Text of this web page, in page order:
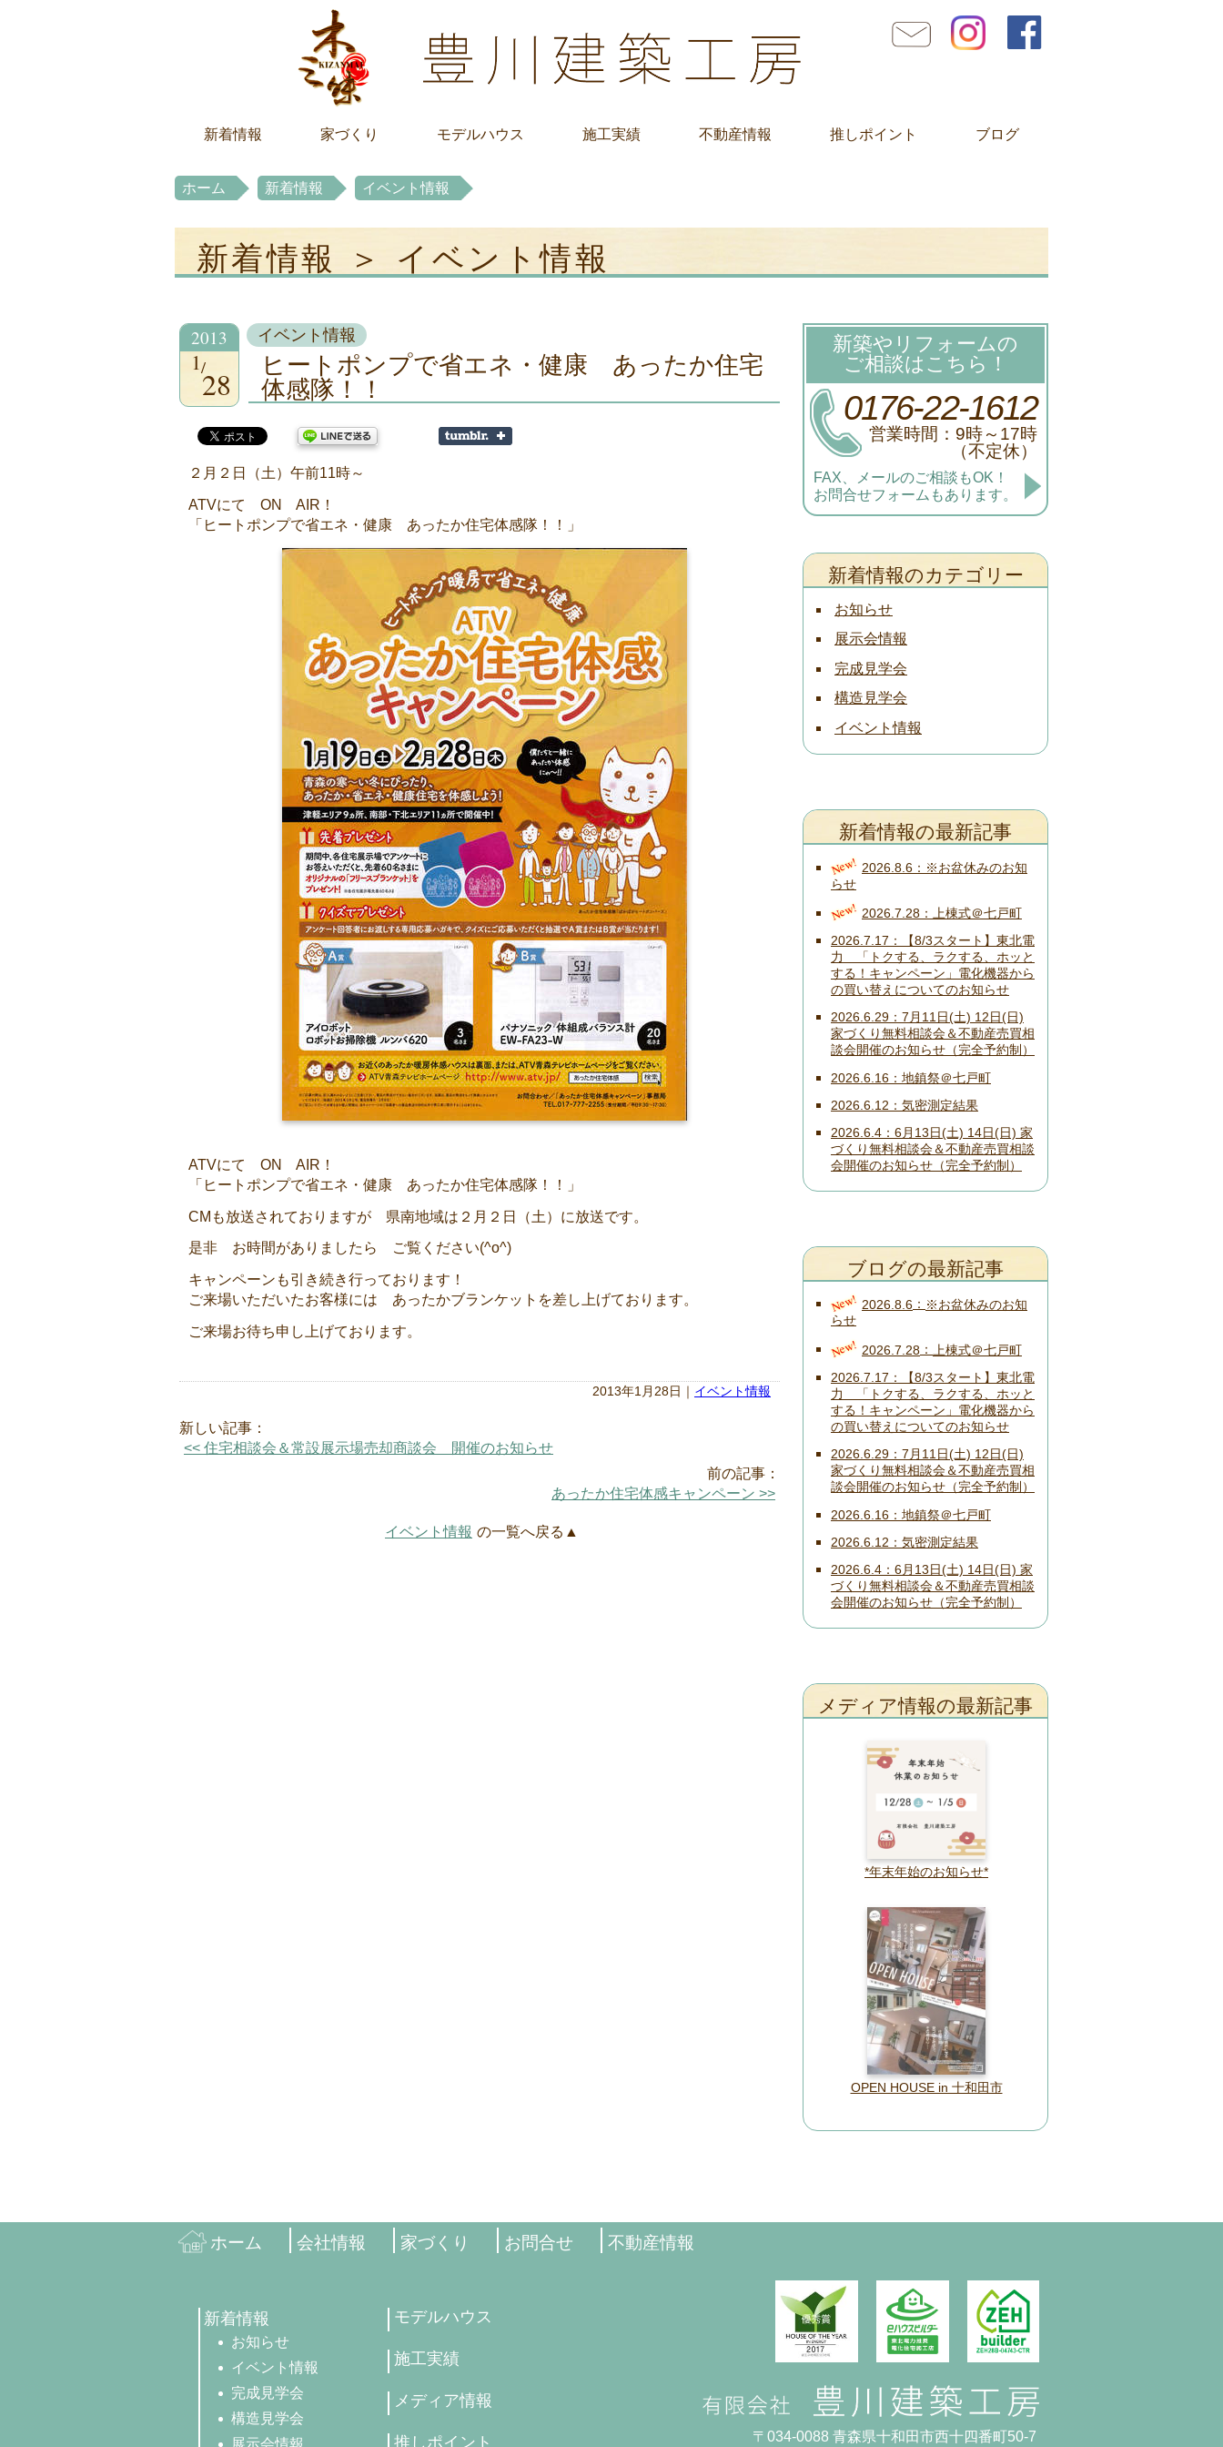
新着情報 家づくり モデルハウス 施工実績 不動産情報 推しポイント ブログ
ホーム 新着情報 イベント情報
新着情報 ＞ イベント情報
2013
1
28
イベント情報
ヒートポンプで省エネ・健康 あったか住宅
体感隊！！
２月２日（土）午前11時～
ATVにて ON AIR！
「ヒートポンプで省エネ・健康 あったか住宅体感隊！！」
ATVにて ON AIR！
「ヒートポンプで省エネ・健康 あったか住宅体感隊！！」
CMも放送されておりますが 県南地域は２月２日（土）に放送です。
是非 お時間がありましたら ご覧ください(^o^)
キャンペーンも引き続き行っております！
ご来場いただいたお客様には あったかブランケットを差し上げております。
ご来場お待ち申し上げております。
2013年1月28日｜ イベント情報
新しい記事：
<< 住宅相談会＆常設展示場売却商談会 開催のお知らせ
前の記事：
あったか住宅体感キャンペーン >>
イベント情報 の一覧へ戻る▲
新築やリフォームの
ご相談はこちら！
0176-22-1612
営業時間：9時～17時
（不定休）
FAX、メールのご相談もOK！
お問合せフォームもあります。
新着情報のカテゴリー
お知らせ
展示会情報
完成見学会
構造見学会
イベント情報
新着情報の最新記事
New! 2026.8.6
※お盆休みのお知
らせ
New! 2026.7.28
上棟式＠七戸町
2026.7.17
【8/3スタート】東北電
力 「トクする、ラクする、ホッと
する！キャンペーン」電化機器から
の買い替えについてのお知らせ
2026.6.29
7月11日(土) 12日(日)
家づくり無料相談会＆不動産売買相
談会開催のお知らせ（完全予約制）
2026.6.16
地鎮祭＠七戸町
2026.6.12
気密測定結果
2026.6.4
6月13日(土) 14日(日) 家
づくり無料相談会＆不動産売買相談
会開催のお知らせ（完全予約制）
ブログの最新記事
New! 2026.8.6
※お盆休みのお知
らせ
New! 2026.7.28
上棟式＠七戸町
2026.7.17
【8/3スタート】東北電
力 「トクする、ラクする、ホッと
する！キャンペーン」電化機器から
の買い替えについてのお知らせ
2026.6.29
7月11日(土) 12日(日)
家づくり無料相談会＆不動産売買相
談会開催のお知らせ（完全予約制）
2026.6.16
地鎮祭＠七戸町
2026.6.12
気密測定結果
2026.6.4
6月13日(土) 14日(日) 家
づくり無料相談会＆不動産売買相談
会開催のお知らせ（完全予約制）
メディア情報の最新記事
*年末年始のお知らせ*
OPEN HOUSE in 十和田市
ホーム 会社情報 家づくり お問合せ 不動産情報
新着情報
お知らせ
イベント情報
完成見学会
構造見学会
展示会情報
モデルハウス
施工実績
メディア情報
推しポイント
〒034-0088 青森県十和田市西十四番町50-7